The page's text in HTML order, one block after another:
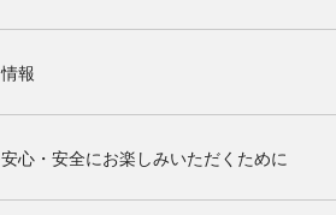
報
心・安全にお楽しみいただくために